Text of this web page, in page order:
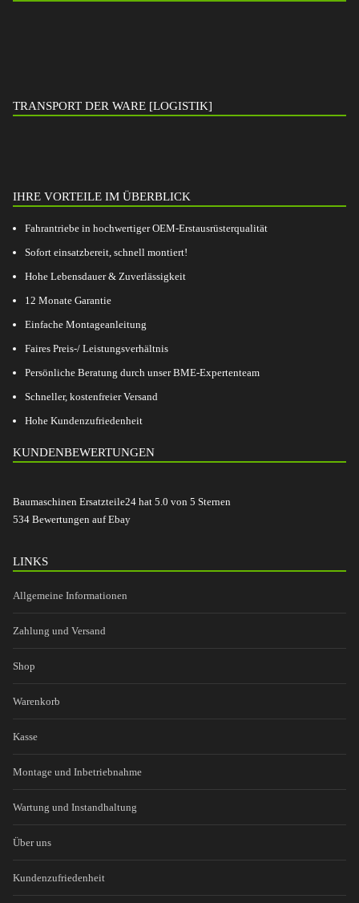
TRANSPORT DER WARE [LOGISTIK]
IHRE VORTEILE IM ÜBERBLICK
Fahrantriebe in hochwertiger OEM-Erstausrüsterqualität
Sofort einsatzbereit, schnell montiert!
Hohe Lebensdauer & Zuverlässigkeit
12 Monate Garantie
Einfache Montageanleitung
Faires Preis-/ Leistungsverhältnis
Persönliche Beratung durch unser BME-Expertenteam
Schneller, kostenfreier Versand
Hohe Kundenzufriedenheit
KUNDENBEWERTUNGEN
Baumaschinen Ersatzteile24 hat 5.0 von 5 Sternen
534 Bewertungen auf Ebay
LINKS
Allgemeine Informationen
Zahlung und Versand
Shop
Warenkorb
Kasse
Montage und Inbetriebnahme
Wartung und Instandhaltung
Über uns
Kundenzufriedenheit